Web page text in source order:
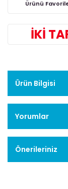
İKİ
Ürün Bilgisi
Yorumlar
Önerileriniz